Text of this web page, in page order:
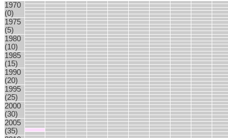
1970
(0)
1975
(5)
1980
(10)
1985
(15)
1990
(20)
1995
(25)
2000
(30)
2005
(35)